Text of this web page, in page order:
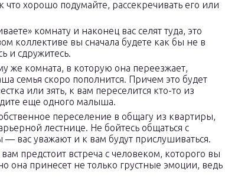
хорошо подумайте, рассекречивать его или
комнату и наконец вас селят туда, это
коллективе вы сначала будете как бы не в
и сдружитесь.
же комната, в которую она переезжает,
семья скоро пополнится. Причем это будет
или зять, к вам переселится кто-то из
еще одного малыша.
переселение в общагу из квартиры,
лестнице. Не бойтесь общаться с
— вас уважают и к вам будут прислушиваться.
предстоит встреча с человеком, которого вы
она принесет не только грустные эмоции, ведь